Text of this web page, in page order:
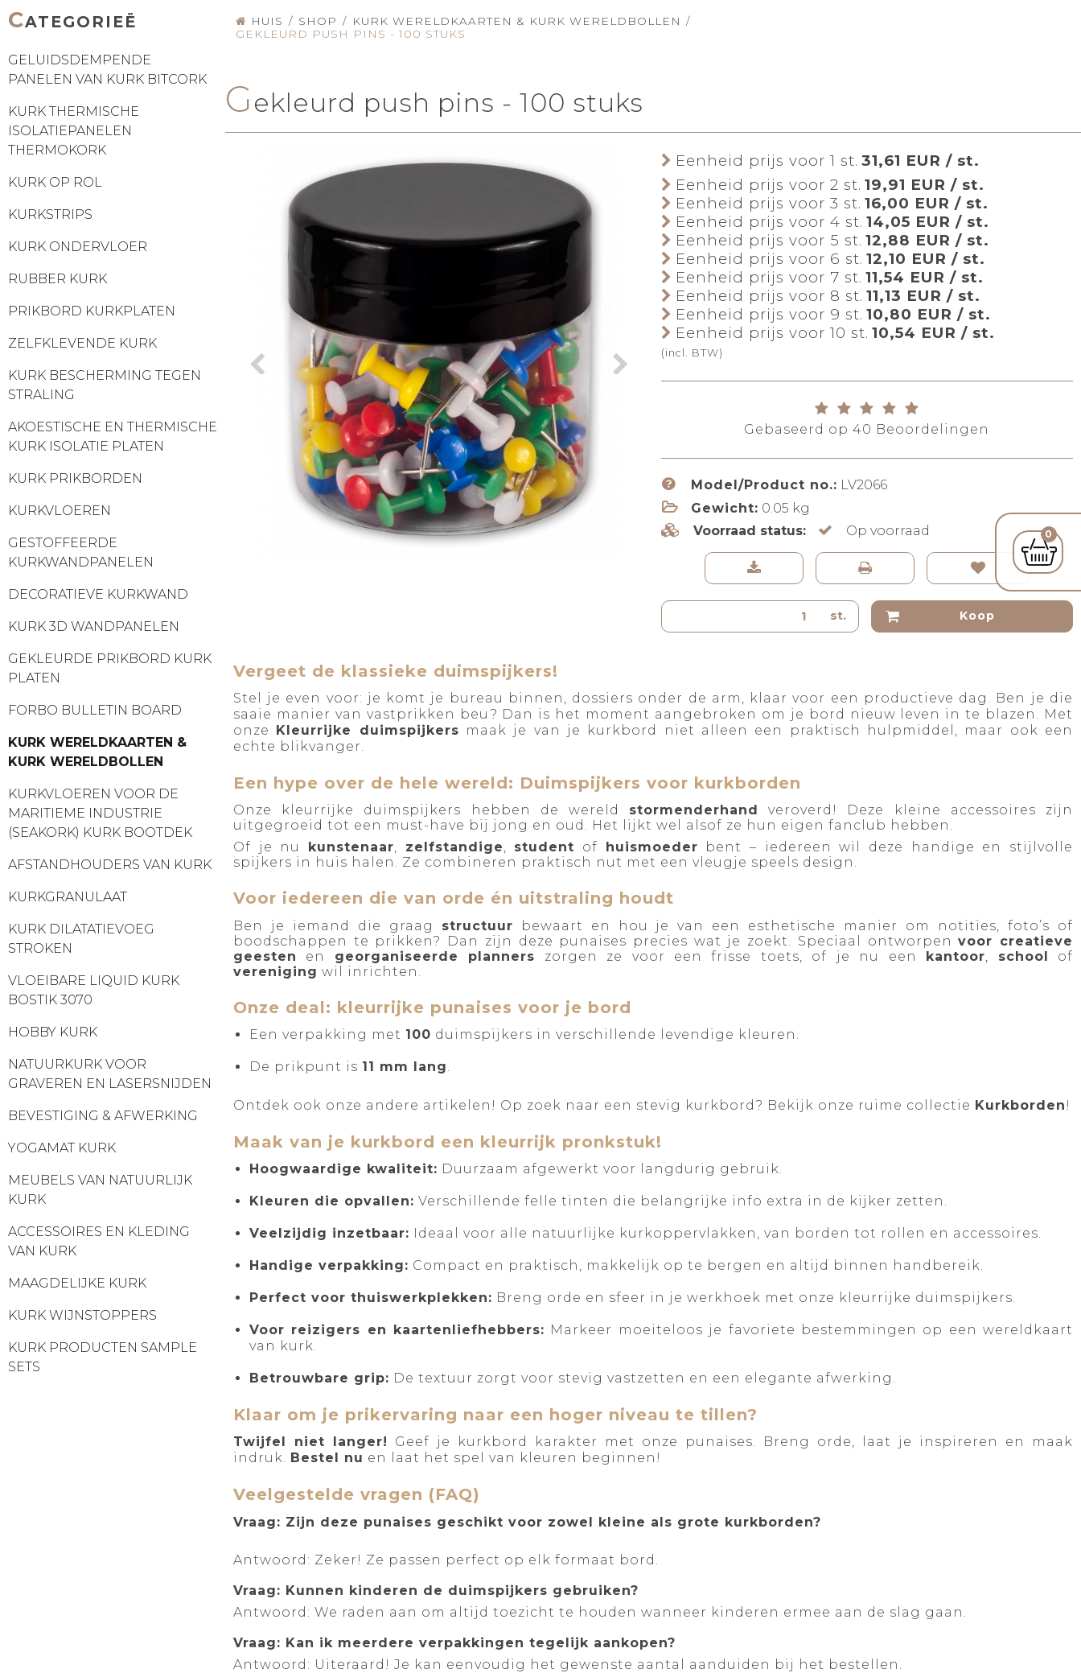
0
CATEGORIEË
GELUIDSDEMPENDE
PANELEN VAN KURK BITCORK
KURK THERMISCHE
ISOLATIEPANELEN
THERMOKORK
KURK OP ROL
KURKSTRIPS
KURK ONDERVLOER
RUBBER KURK
PRIKBORD KURKPLATEN
ZELFKLEVENDE KURK
KURK BESCHERMING TEGEN
STRALING
AKOESTISCHE EN THERMISCHE
KURK ISOLATIE PLATEN
KURK PRIKBORDEN
KURKVLOEREN
GESTOFFEERDE
KURKWANDPANELEN
DECORATIEVE KURKWAND
KURK 3D WANDPANELEN
GEKLEURDE PRIKBORD KURK
PLATEN
FORBO BULLETIN BOARD
KURK WERELDKAARTEN &
KURK WERELDBOLLEN
KURKVLOEREN VOOR DE
MARITIEME INDUSTRIE
(SEAKORK) KURK BOOTDEK
AFSTANDHOUDERS VAN KURK
KURKGRANULAAT
KURK DILATATIEVOEG
STROKEN
VLOEIBARE LIQUID KURK
BOSTIK 3070
HOBBY KURK
NATUURKURK VOOR
GRAVEREN EN LASERSNIJDEN
BEVESTIGING & AFWERKING
YOGAMAT KURK
MEUBELS VAN NATUURLIJK
KURK
ACCESSOIRES EN KLEDING
VAN KURK
MAAGDELIJKE KURK
KURK WIJNSTOPPERS
KURK PRODUCTEN SAMPLE
SETS
HUIS / SHOP / KURK WERELDKAARTEN & KURK WERELDBOLLEN /
GEKLEURD PUSH PINS - 100 STUKS
Gekleurd push pins - 100 stuks
Eenheid prijs voor 1 st. 31,61 EUR / st.
Eenheid prijs voor 2 st. 19,91 EUR / st.
Eenheid prijs voor 3 st. 16,00 EUR / st.
Eenheid prijs voor 4 st. 14,05 EUR / st.
Eenheid prijs voor 5 st. 12,88 EUR / st.
Eenheid prijs voor 6 st. 12,10 EUR / st.
Eenheid prijs voor 7 st. 11,54 EUR / st.
Eenheid prijs voor 8 st. 11,13 EUR / st.
Eenheid prijs voor 9 st. 10,80 EUR / st.
Eenheid prijs voor 10 st. 10,54 EUR / st.
(incl. BTW)
Gebaseerd op 40 Beoordelingen
Model/Product no.: LV2066
Gewicht: 0.05 kg
Voorraad status:
Op voorraad
st. Koop
Vergeet de klassieke duimspijkers!
Stel je even voor: je komt je bureau binnen, dossiers onder de arm, klaar voor een productieve dag. Ben je die
saaie manier van vastprikken beu? Dan is het moment aangebroken om je bord nieuw leven in te blazen. Met
onze
Kleurrijke duimspijkers maak je van je kurkbord niet alleen een praktisch hulpmiddel, maar ook een
echte blikvanger.
Een hype over de hele wereld: Duimspijkers voor kurkborden
Onze kleurrijke duimspijkers hebben de wereld stormenderhand
veroverd! Deze kleine accessoires zijn
uitgegroeid tot een must-have bij jong en oud. Het lijkt wel alsof ze hun eigen fanclub hebben.
Of je nu
kunstenaar, zelfstandige, student of huismoeder bent – iedereen wil deze handige en stijlvolle
spijkers in huis halen. Ze combineren praktisch nut met een vleugje speels design.
Voor iedereen die van orde én uitstraling houdt
Ben je iemand die graag structuur bewaart en hou je van een esthetische manier om notities, foto’s of
boodschappen te prikken? Dan zijn deze punaises precies wat je zoekt. Speciaal ontworpenvoor creatieve
geesten
en georganiseerde planners zorgen ze voor een frisse toets, of je nu een kantoor school of
vereniging wil inrichten.
Onze deal: kleurrijke punaises voor je bord
Een verpakking met 100 duimspijkers in verschillende levendige kleuren.
De prikpunt is 11 mm lang.
Ontdek ook onze andere artikelen! Op zoek naar een stevig kurkbord? Bekijk onze ruime collectie Kurkborden!
Maak van je kurkbord een kleurrijk pronkstuk!
Hoogwaardige kwaliteit: Duurzaam afgewerkt voor langdurig gebruik.
Kleuren die opvallen: Verschillende felle tinten die belangrijke info extra in de kijker zetten.
Veelzijdig inzetbaar: Ideaal voor alle natuurlijke kurkoppervlakken, van borden tot rollen en accessoires.
Handige verpakking: Compact en praktisch, makkelijk op te bergen en altijd binnen handbereik.
Perfect voor thuiswerkplekken: Breng orde en sfeer in je werkhoek met onze kleurrijke duimspijkers.
Voor reizigers en kaartenliefhebbers: Markeer moeiteloos je favoriete bestemmingen op een wereldkaart
van kurk.
Betrouwbare grip: De textuur zorgt voor stevig vastzetten en een elegante afwerking.
Klaar om je prikervaring naar een hoger niveau te tillen?
Twijfel niet langer!
Geef je kurkbord karakter met onze punaises. Breng orde, laat je inspireren en maak
indruk. Bestel nu en laat het spel van kleuren beginnen!
Veelgestelde vragen (FAQ)
Vraag: Zijn deze punaises geschikt voor zowel kleine als grote kurkborden?
Antwoord: Zeker! Ze passen perfect op elk formaat bord.
Vraag: Kunnen kinderen de duimspijkers gebruiken?
Antwoord: We raden aan om altijd toezicht te houden wanneer kinderen ermee aan de slag gaan.
Vraag: Kan ik meerdere verpakkingen tegelijk aankopen?
Antwoord: Uiteraard! Je kan eenvoudig het gewenste aantal aanduiden bij het bestellen.